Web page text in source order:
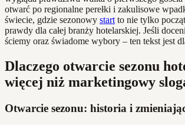
otwarć po regionalne perełki i zakulisowe
świecie, gdzie sezonowy start to nie tylko
prawdy dla całej branży hotelarskiej. Jeśli
ściemy oraz świadome wybory – ten tekst jest
Dlaczego otwarcie sezonu
więcej niż marketingowy
Otwarcie sezonu: historia i